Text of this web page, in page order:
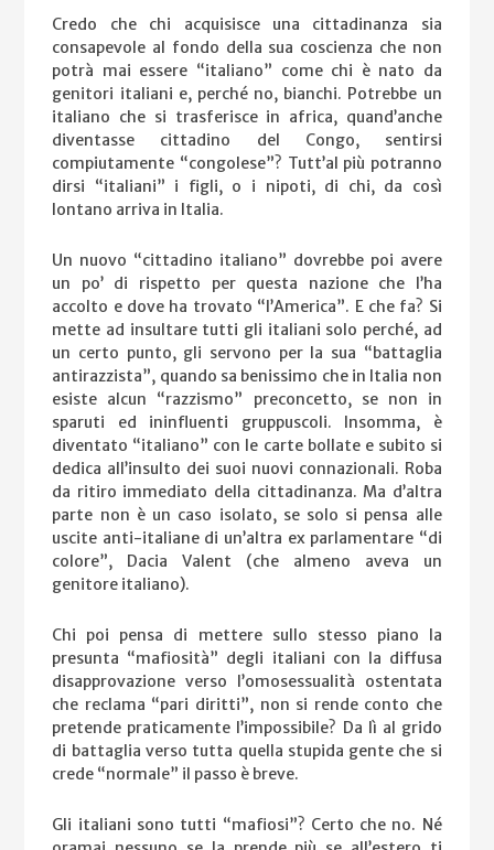
Credo che chi acquisisce una cittadinanza sia
consapevole al fondo della sua coscienza che non
potrà mai essere “italiano” come chi è nato da
genitori italiani e, perché no, bianchi. Potrebbe un
italiano che si trasferisce in africa, quand’anche
diventasse cittadino del Congo, sentirsi
compiutamente “congolese”? Tutt’al più potranno
dirsi “italiani” i figli, o i nipoti, di chi, da così
lontano arriva in Italia.
Un nuovo “cittadino italiano” dovrebbe poi avere
un po’ di rispetto per questa nazione che l’ha
accolto e dove ha trovato “l’America”. E che fa? Si
mette ad insultare tutti gli italiani solo perché, ad
un certo punto, gli servono per la sua “battaglia
antirazzista”, quando sa benissimo che in Italia non
esiste alcun “razzismo” preconcetto, se non in
sparuti ed ininfluenti gruppuscoli. Insomma, è
diventato “italiano” con le carte bollate e subito si
dedica all’insulto dei suoi nuovi connazionali. Roba
da ritiro immediato della cittadinanza. Ma d’altra
parte non è un caso isolato, se solo si pensa alle
uscite anti-italiane di un’altra ex parlamentare “di
colore”, Dacia Valent (che almeno aveva un
genitore italiano).
Chi poi pensa di mettere sullo stesso piano la
presunta “mafiosità” degli italiani con la diffusa
disapprovazione verso l’omosessualità ostentata
che reclama “pari diritti”, non si rende conto che
pretende praticamente l’impossibile? Da lì al grido
di battaglia verso tutta quella stupida gente che si
crede “normale” il passo è breve.
Gli italiani sono tutti “mafiosi”? Certo che no. Né